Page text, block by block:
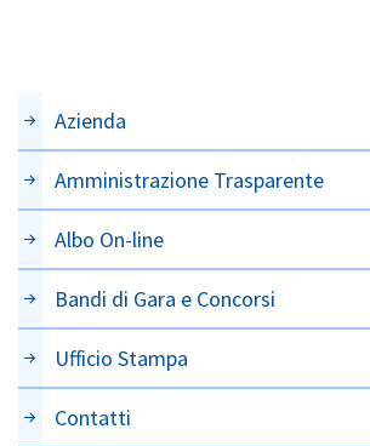
Azienda
Amministrazione Trasparente
Albo On-line
Bandi di Gara e Concorsi
Ufficio Stampa
Contatti